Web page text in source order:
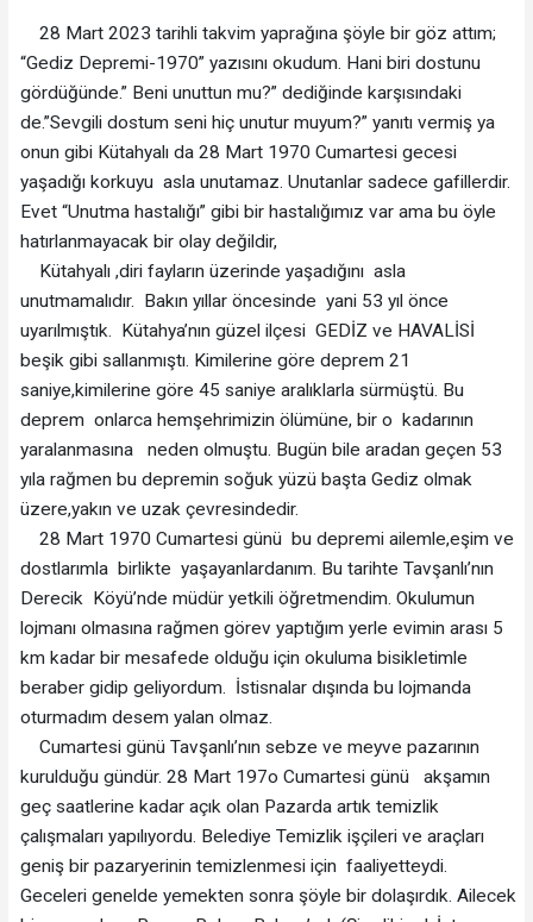
28 Mart 2023 tarihli takvim yaprağına şöyle bir göz attım;
“Gediz Depremi-1970” yazısını okudum. Hani biri dostunu
gördüğünde.” Beni unuttun mu?” dediğinde karşısındaki
de.”Sevgili dostum seni hiç unutur muyum?” yanıtı vermiş ya
onun gibi Kütahyalı da 28 Mart 1970 Cumartesi gecesi
yaşadığı korkuyu asla unutamaz. Unutanlar sadece gafillerdir.
Evet “Unutma hastalığı” gibi bir hastalığımız var ama bu öyle
hatırlanmayacak bir olay değildir,
Kütahyalı ,diri fayların üzerinde yaşadığını asla
unutmamalıdır. Bakın yıllar öncesinde yani 53 yıl önce
uyarılmıştık. Kütahya’nın güzel ilçesi GEDİZ ve HAVALİSİ
beşik gibi sallanmıştı. Kimilerine göre deprem 21
saniye,kimilerine göre 45 saniye aralıklarla sürmüştü. Bu
deprem onlarca hemşehrimizin ölümüne, bir o kadarının
yaralanmasına neden olmuştu. Bugün bile aradan geçen 53
yıla rağmen bu depremin soğuk yüzü başta Gediz olmak
üzere,yakın ve uzak çevresindedir.
28 Mart 1970 Cumartesi günü bu depremi ailemle,eşim ve
dostlarımla birlikte yaşayanlardanım. Bu tarihte Tavşanlı’nın
Derecik Köyü’nde müdür yetkili öğretmendim. Okulumun
lojmanı olmasına rağmen görev yaptığım yerle evimin arası 5
km kadar bir mesafede olduğu için okuluma bisikletimle
beraber gidip geliyordum. İstisnalar dışında bu lojmanda
oturmadım desem yalan olmaz.
Cumartesi günü Tavşanlı’nın sebze ve meyve pazarının
kurulduğu gündür. 28 Mart 197o Cumartesi günü akşamın
geç saatlerine kadar açık olan Pazarda artık temizlik
çalışmaları yapılıyordu. Belediye Temizlik işçileri ve araçları
geniş bir pazaryerinin temizlenmesi için faaliyetteydi.
Geceleri genelde yemekten sonra şöyle bir dolaşırdık. Ailecek